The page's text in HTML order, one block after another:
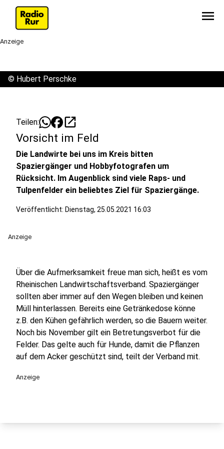
menu
Anzeige
© Hubert Perschke
Teilen: open_in_new
Vorsicht im Feld
Die Landwirte bei uns im Kreis bitten
Spaziergänger und Hobbyfotografen um
Rücksicht. Im Augenblick sind viele Raps- und
Tulpenfelder ein beliebtes Ziel für Spaziergänge.
Veröffentlicht: Dienstag, 25.05.2021 16:03
Anzeige
Über die Aufmerksamkeit freue man sich, heißt es vom
Rheinischen Landwirtschaftsverband. Spaziergänger
sollten aber immer auf den Wegen bleiben und keinen
Müll hinterlassen. Bereits eine Getränkedose könne
z.B. den Kühen gefährlich werden, so die Bauern weiter.
Noch bis November gilt ein Betretungsverbot für die
Felder. Das gelte auch für Hunde, damit die Pflanzen
auf dem Acker geschützt sind, teilt der Verband mit.
Anzeige